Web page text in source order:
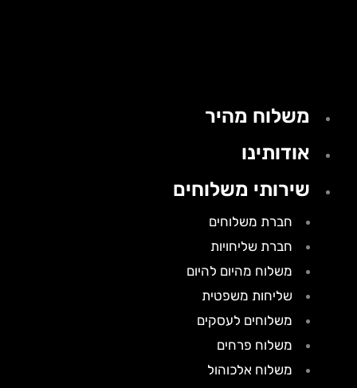
משלוח מהיר
אודותינו
שירותי משלוחים
חברת משלוחים
חברת שליחויות
משלוח מהיום להיום
שליחות משפטית
משלוחים לעסקים
משלוח פרחים
משלוח אלכוהול